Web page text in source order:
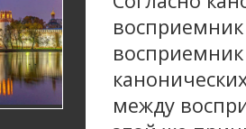
между